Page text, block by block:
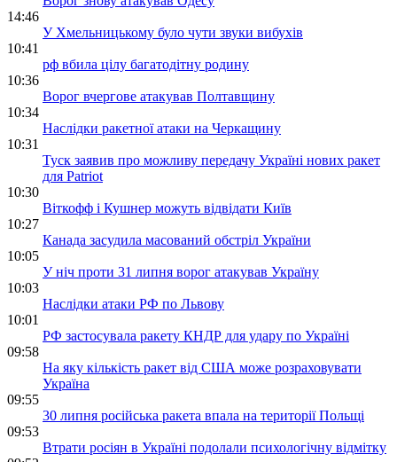
14:46
У Хмельницькому було чути звуки вибухів
10:41
рф вбила цілу багатодітну родину
10:36
Ворог вчергове атакував Полтавщину
10:34
Наслідки ракетної атаки на Черкащину
10:31
Туск заявив про можливу передачу Україні нових ракет
для Patriot
10:30
Віткофф і Кушнер можуть відвідати Київ
10:27
Канада засудила масований обстріл України
10:05
У ніч проти 31 липня ворог атакував Україну
10:03
Наслідки атаки РФ по Львову
10:01
РФ застосувала ракету КНДР для удару по Україні
09:58
На яку кількість ракет від США може розраховувати
Україна
09:55
30 липня російська ракета впала на території Польщі
09:53
Втрати росіян в Україні подолали психологічну відмітку